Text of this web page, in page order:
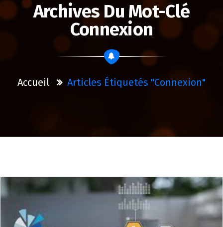
Archives Du Mot-Clé
Connexion
Accueil Articles Étiquetés "connexion"